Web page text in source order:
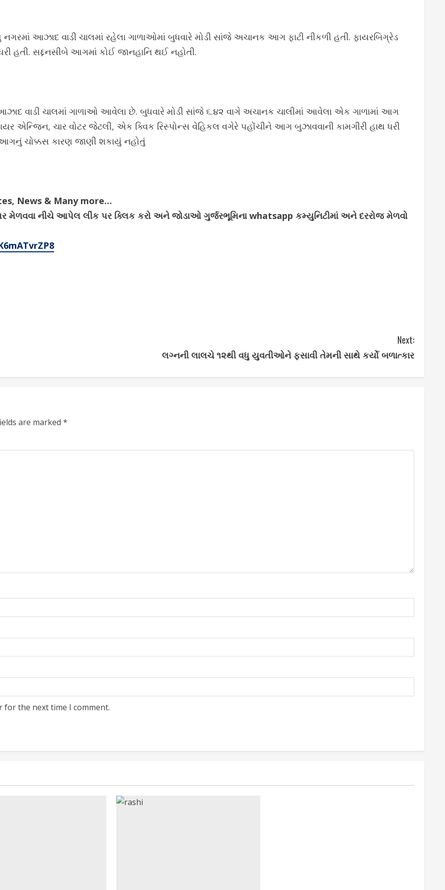
નગરમાં આઝાદ વાડી ચાલમાં રહેલા ગાળાઓમાં બુધવારે મોડી સાંજે અચાનક આગ ફાટી નીકળી હતી. ફાયરબિગ્રેડ
હતી. સદ્દનસીબે આગમાં કોઈ જાનહાનિ થઈ નહોતી.
વાડી ચાલમાં ગાળાઓ આવેલા છે. બુધવારે મોડી સાંજે ૬.૪૨ વાગે અચાનક ચાલીમાં આવેલા એક ગાળામાં આગ
એન્જિન, ચાર વોટર જેટલી, એક ક્વિક રિસ્પોન્સ વેહિકલ વગેરે પહોંચીને આગ બુઝાવવાની કામગીરી હાથ ધરી
આગનું ચોક્કસ કારણ જાણી શકાયું નહોતું
News & Many more…
મેળવવા નીચે આપેલ લીંક પર ક્લિક કરો અને જોડાઓ ગુર્જરભૂમિના whatsapp કમ્યુનિટીમાં અને દરરોજ મેળવો
Next:
લગ્નની લાલચે ૧૨થી વધુ યુવતીઓને ફસાવી તેમની સાથે કર્યો બળાત્કાર
are marked *
for the next time I comment.